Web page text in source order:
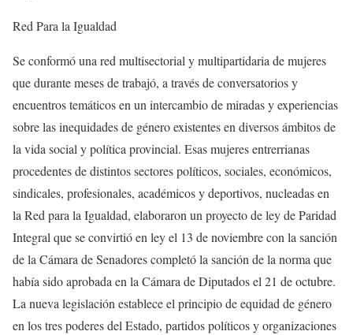
Red Para la Igualdad
Se conformó una red multisectorial y multipartidaria de mujeres
que durante meses de trabajó, a través de conversatorios y
encuentros temáticos en un intercambio de miradas y experiencias
sobre las inequidades de género existentes en diversos ámbitos de
la vida social y política provincial. Esas mujeres entrerrianas
procedentes de distintos sectores políticos, sociales, económicos,
sindicales, profesionales, académicos y deportivos, nucleadas en
la Red para la Igualdad, elaboraron un proyecto de ley de Paridad
Integral que se convirtió en ley el 13 de noviembre con la sanción
de la Cámara de Senadores completó la sanción de la norma que
había sido aprobada en la Cámara de Diputados el 21 de octubre.
La nueva legislación establece el principio de equidad de género
en los tres poderes del Estado, partidos políticos y organizaciones